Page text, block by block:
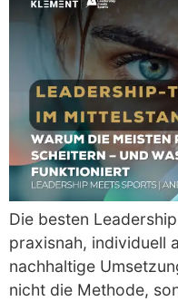
Die besten
praxisnah, individuell
nachhaltige
nicht die Methode,